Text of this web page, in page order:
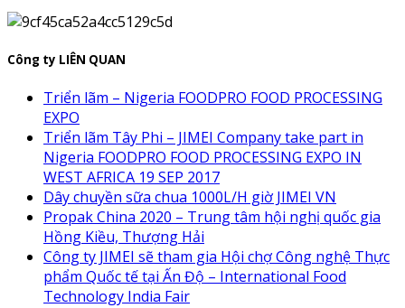
Công ty LIÊN QUAN
Triển lãm – Nigeria FOODPRO FOOD PROCESSING
EXPO
Triển lãm Tây Phi – JIMEI Company take part in
Nigeria FOODPRO FOOD PROCESSING EXPO IN
WEST AFRICA 19 SEP 2017
Dây chuyền sữa chua 1000L/H giờ JIMEI VN
Propak China 2020 – Trung tâm hội nghị quốc gia
Hồng Kiều, Thượng Hải
Công ty JIMEI sẽ tham gia Hội chợ Công nghệ Thực
phẩm Quốc tế tại Ấn Độ – International Food
Technology India Fair